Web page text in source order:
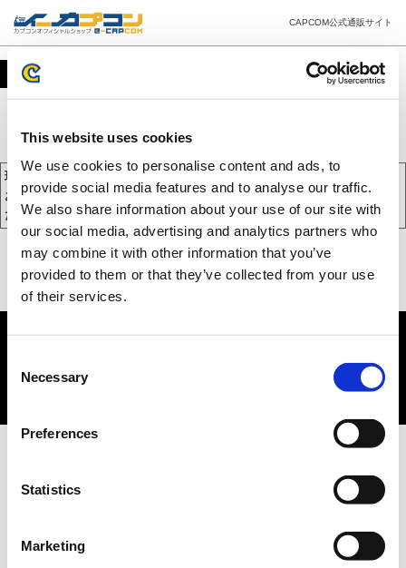
This website uses cookies
We use cookies to personalise content and ads, to
provide social media features and to analyse our traffic.
We also share information about your use of our site with
our social media, advertising and analytics partners who
may combine it with other information that you’ve
provided to them or that they’ve collected from your use
of their services.
Selection
Necessary
Preferences
Statistics
Marketing
CAPCOM公式通販サイト
カート
現在、カートには商品が入っておりません。
お買い物を続けるには下の 「お買い物を続ける」 をクリックしてく
ださい。